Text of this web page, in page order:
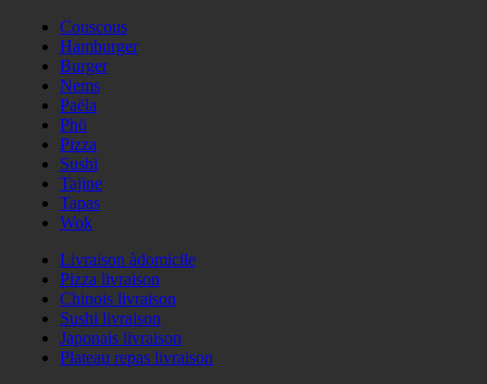
Couscous
Hamburger
Burger
Nems
Paëla
Phö
Pizza
Sushi
Tajine
Tapas
Wok
Livraison àdomicile
Pizza livraison
Chinois livraison
Sushi livraison
Japonais livraison
Plateau repas livraison